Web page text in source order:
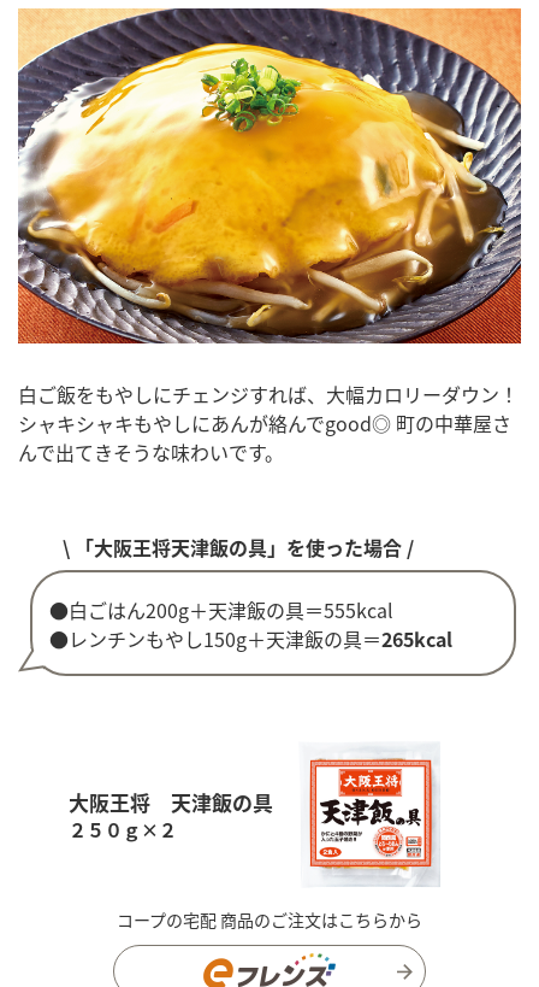
白ご飯をもやしにチェンジすれば、大幅カロリーダウン！
シャキシャキもやしにあんが絡んでgood◎ 町の中華屋さ
んで出てきそうな味わいです。
\ 「大阪王将天津飯の具」を使った場合 /
●白ごはん200g＋天津飯の具＝555kcal
●レンチンもやし150g＋天津飯の具＝265kcal
大阪王将 天津飯の具
２５０ｇ×２
コープの宅配 商品のご注文はこちらから